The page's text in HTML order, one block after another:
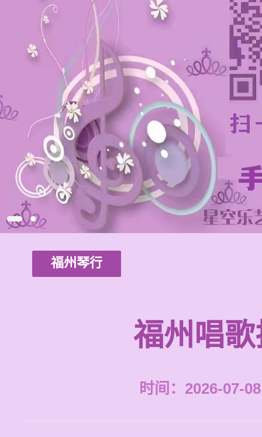
福州琴行
福州唱
时间：2026-07-